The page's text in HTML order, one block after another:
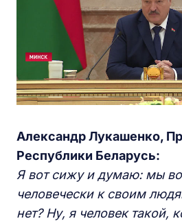
Александр Лукашенко,
Республики Беларусь:
Я вот сижу и думаю: мы
человечески к своим
нет? Ну, я человек такой,